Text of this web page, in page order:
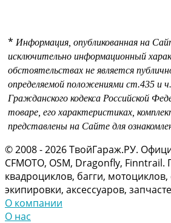
* Информация, опубликованная на
исключительно информационный
обстоятельствах не является
определяемой положениями ст.435 и
Гражданского кодекса Российской
товаре, его характеристиках,
представлены на Сайте для
© 2008 - 2026 ТвойГараж.РУ.
CFMOTO, OSM, Dragonfly,
квадроциклов, багги, мотоциклов,
экипировки, аксессуаров,
О компании
О нас